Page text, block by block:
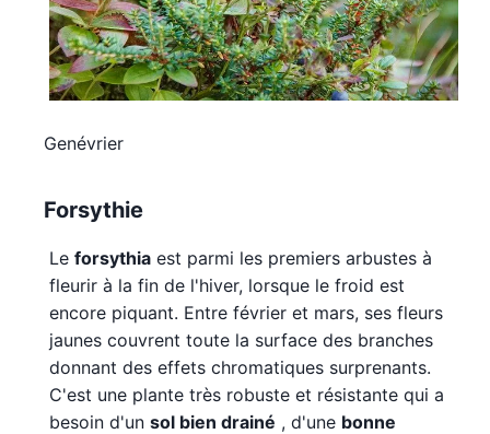
Genévrier
Forsythie
Le forsythia est parmi les premiers arbustes à
fleurir à la fin de l'hiver, lorsque le froid est
encore piquant. Entre février et mars, ses fleurs
jaunes couvrent toute la surface des branches
donnant des effets chromatiques surprenants.
C'est une plante très robuste et résistante qui a
besoin d'un sol bien drainé , d'une bonne